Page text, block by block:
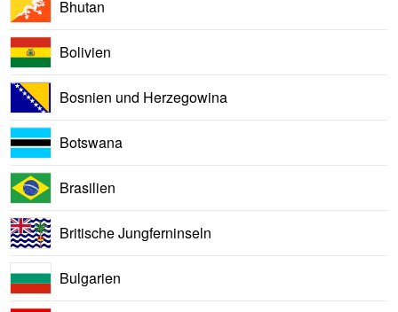
Bhutan
Bolivien
Bosnien und Herzegowina
Botswana
Brasilien
Britische Jungferninseln
Bulgarien